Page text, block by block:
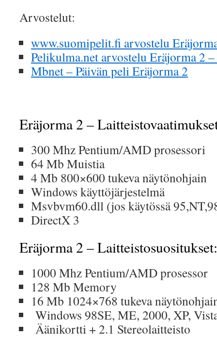
Arvostelut:
www.suomipelit.fi arvostelu
Pelikulma.net arvostelu Eräjorma 2
Mbnet – Päivän peli Eräjorma 2
Eräjorma 2 –
300 Mhz Pentium/AMD prosessori
64 Mb Muistia
4 Mb 800×600 tukeva näytönohjain
Windows käyttöjärjestelmä
Msvbvm60.dll (jos käytössä
DirectX 3
Eräjorma 2 – Laitteistosuositukset:
1000 Mhz Pentium/AMD prosessor
128 Mb Memory
16 Mb 1024×768 tukeva
Windows 98SE, ME, 2000, XP,
Äänikortti + 2.1 Stereolaitteisto